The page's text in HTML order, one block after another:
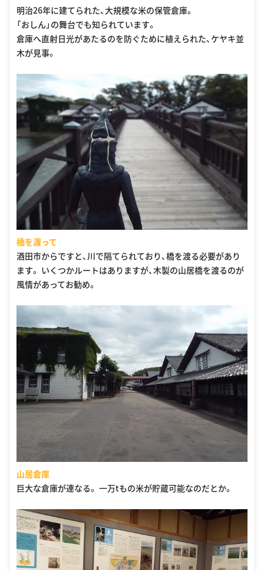
明治26年に建てられた、大規模な米の保管倉庫。
「おしん」の舞台でも知られています。
倉庫へ直射日光があたるのを防ぐために植えられた、ケヤキ並
木が見事。
橋を渡って
酒田市からですと、川で隔てられており、橋を渡る必要があり
ます。 いくつかルートはありますが、木製の山居橋を渡るのが
風情があってお勧め。
山居倉庫
巨大な倉庫が連なる。 一万tもの米が貯蔵可能なのだとか。